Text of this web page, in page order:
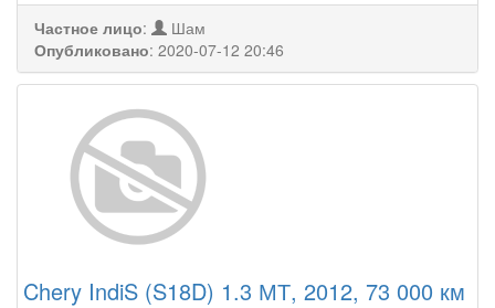
Частное лицо:
Шам
Опубликовано: 2020-07-12 20:46
Chery IndiS (S18D) 1.3 МТ, 2012, 73 000 км